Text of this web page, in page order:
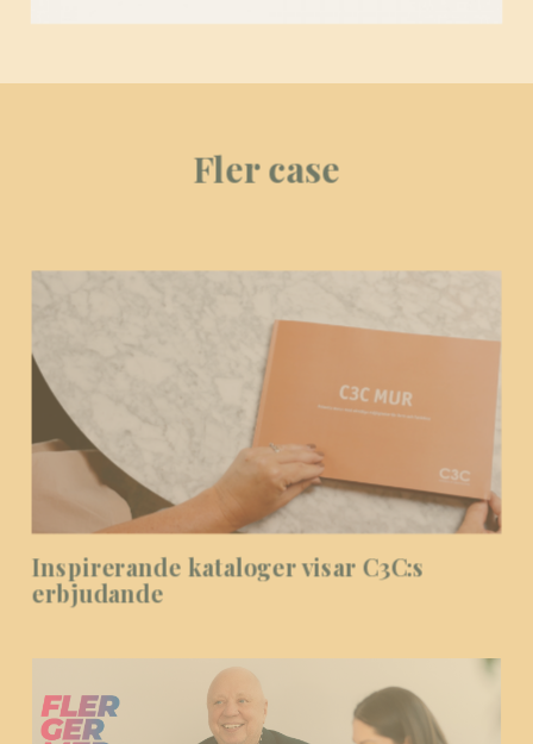
Fler case
Inspirerande kataloger visar C3C:s
erbjudande